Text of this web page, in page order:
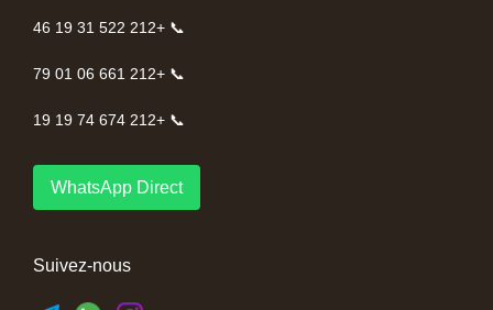
📞 +212 522 31 19 46
📞 +212 661 06 01 79
📞 +212 674 74 19 19
WhatsApp Direct
Suivez-nous